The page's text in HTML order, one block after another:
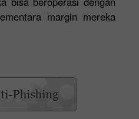
margin mereka